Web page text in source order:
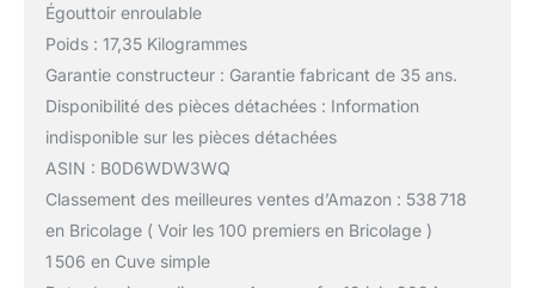
Égouttoir enroulable
Poids : 17,35 Kilogrammes
Garantie constructeur : Garantie fabricant de 35 ans.
Disponibilité des pièces détachées : Information
indisponible sur les pièces détachées
ASIN : B0D6WDW3WQ
Classement des meilleures ventes d’Amazon : 538 718
en Bricolage ( Voir les 100 premiers en Bricolage )
1 506 en Cuve simple